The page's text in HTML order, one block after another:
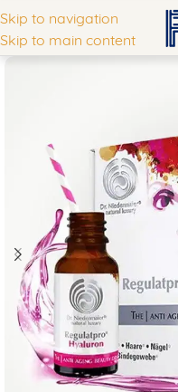
Skip to navigation
Skip to main content